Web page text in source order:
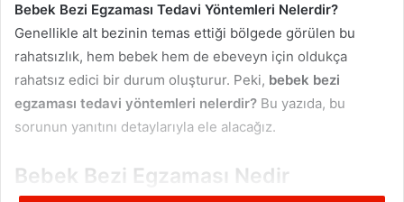
Bebek Bezi Egzaması Tedavi Yöntemleri Nelerdir?
Genellikle alt bezinin temas ettiği bölgede görülen bu
rahatsızlık, hem bebek hem de ebeveyn için oldukça
rahatsız edici bir durum oluşturur. Peki, bebek bezi
egzaması tedavi yöntemleri nelerdir? Bu yazıda, bu
sorunun yanıtını detaylarıyla ele alacağız.
Bebek Bezi Egzaması Nedir